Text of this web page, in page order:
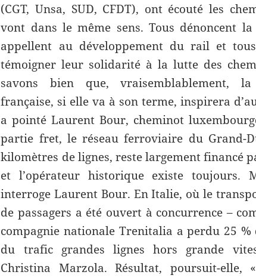
(CGT, Unsa, SUD, CFDT), ont écouté les
vont dans le même sens. Tous dénoncent
appellent au développement du rail et
témoigner leur solidarité à la lutte des
savons bien que, vraisemblablement,
française, si elle va à son terme, inspirera
a pointé Laurent Bour, cheminot
partie fret, le réseau ferroviaire du Grand-
kilomètres de lignes, reste largement financé
et l’opérateur historique existe toujours.
interroge Laurent Bour. En Italie, où le
de passagers a été ouvert à concurrence –
compagnie nationale Trenitalia a perdu 25
du trafic grandes lignes hors grande
Christina Marzola. Résultat, poursuit-elle,